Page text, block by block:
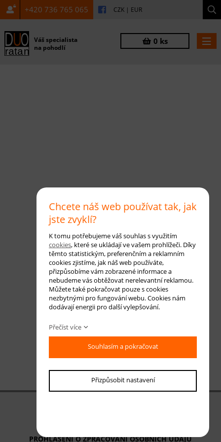
+420 736 765 065 CZK | EUR
Váš specialista
na pohodlí
0 ks
PROHLÁŠENÍ O ZPRACOVÁNÍ OSOBNÍCH ÚDAJŮ
Chcete náš web používat tak, jak
jste zvyklí?
K tomu potřebujeme váš souhlas s využitím
cookies, které se ukládají ve vašem prohlížeči. Díky
těmto statistickým, preferenčním a reklamním
cookies zjistíme, jak náš web používáte,
přizpůsobíme vám zobrazené informace a
nebudeme vás obtěžovat nerelevantní reklamou.
Můžete také pokračovat pouze s cookies
nezbytnými pro fungování webu. Cookies nám
dodávají energii pro další vylepšování.
Přečíst více
Souhlasím a pokračovat
Přizpůsobit nastavení